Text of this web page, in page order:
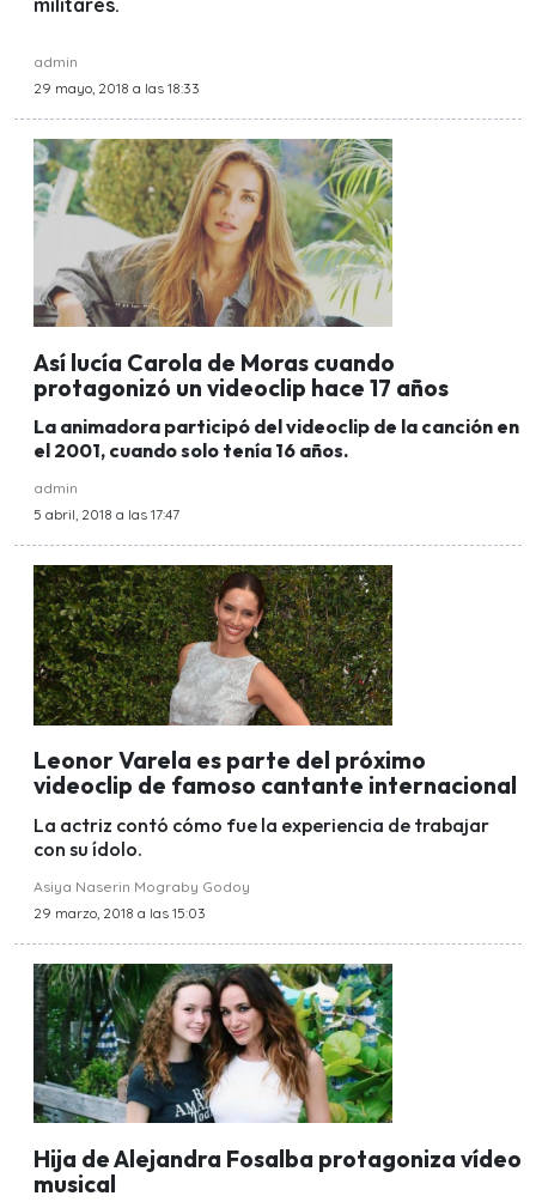
admin
29 mayo, 2018 a las 18:33
Así lucía Carola de Moras cuando
protagonizó un videoclip hace 17 años
La animadora participó del videoclip de la canción en
el 2001, cuando solo tenía 16 años.
admin
5 abril, 2018 a las 17:47
Leonor Varela es parte del próximo
videoclip de famoso cantante internacional
La actriz contó cómo fue la experiencia de trabajar
con su ídolo.
Asiya Naserin Mograby Godoy
29 marzo, 2018 a las 15:03
Hija de Alejandra Fosalba protagoniza vídeo
musical